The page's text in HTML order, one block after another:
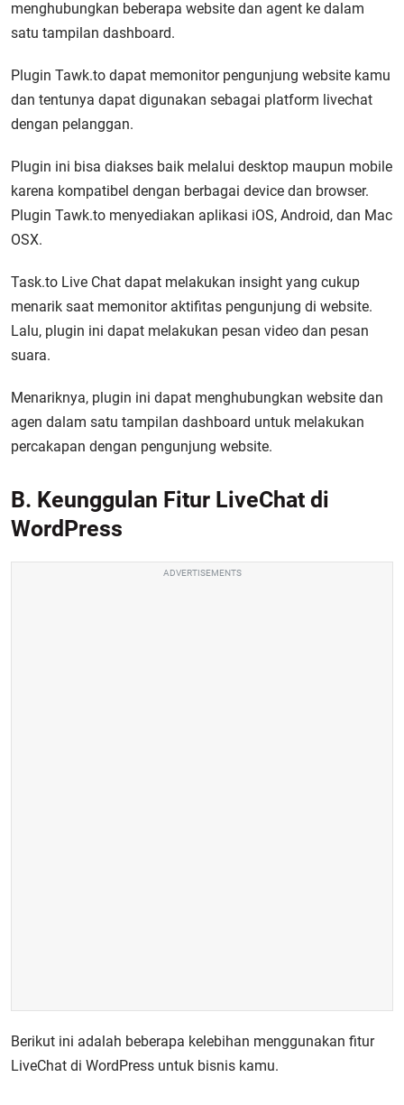
menghubungkan beberapa website dan agent ke dalam
satu tampilan dashboard.
Plugin Tawk.to dapat memonitor pengunjung website kamu
dan tentunya dapat digunakan sebagai platform livechat
dengan pelanggan.
Plugin ini bisa diakses baik melalui desktop maupun mobile
karena kompatibel dengan berbagai device dan browser.
Plugin Tawk.to menyediakan aplikasi iOS, Android, dan Mac
OSX.
Task.to Live Chat dapat melakukan insight yang cukup
menarik saat memonitor aktifitas pengunjung di website.
Lalu, plugin ini dapat melakukan pesan video dan pesan
suara.
Menariknya, plugin ini dapat menghubungkan website dan
agen dalam satu tampilan dashboard untuk melakukan
percakapan dengan pengunjung website.
B. Keunggulan Fitur LiveChat di
WordPress
ADVERTISEMENTS
Berikut ini adalah beberapa kelebihan menggunakan fitur
LiveChat di WordPress untuk bisnis kamu.